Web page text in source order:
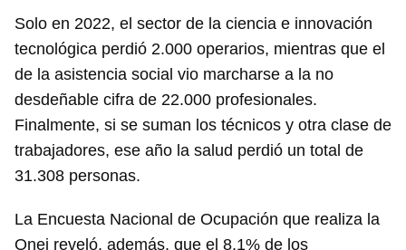
Solo en 2022, el sector de la ciencia e innovación
tecnológica perdió 2.000 operarios, mientras que el
de la asistencia social vio marcharse a la no
desdeñable cifra de 22.000 profesionales.
Finalmente, si se suman los técnicos y otra clase de
trabajadores, ese año la salud perdió un total de
31.308 personas.
La Encuesta Nacional de Ocupación que realiza la
Onei reveló, además, que el 8,1% de los